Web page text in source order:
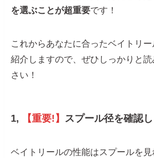
を選ぶことが超重要です！
これからあなたに合ったベイトリ
紹介しますので、ぜひしっかりと
さい！
1, 【重要!】 スプール径を確認し
ベイトリールの性能はスプールを見